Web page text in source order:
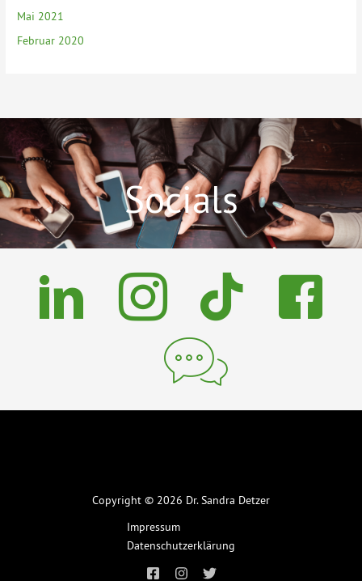
Mai 2021
Februar 2020
Socials
Copyright © 2026 Dr. Sandra Detzer
Impressum
Datenschutzerklärung